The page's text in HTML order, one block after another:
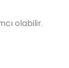
olabilir.